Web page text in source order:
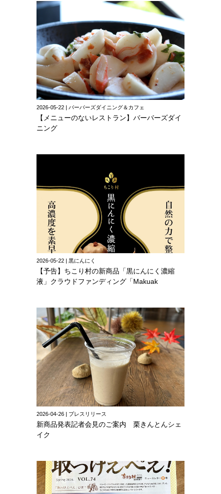
2026-05-22 | バーバーズダイニング＆カフェ
【メニューのないレストラン】バーバーズダイ
ニング
2026-05-22 | 黒にんにく
【予告】ちこり村の新商品「黒にんにく濃縮
液」クラウドファンディング「Makuak
2026-04-26 | プレスリリース
新商品発表記者会見のご案内 栗きんとんシェ
イク